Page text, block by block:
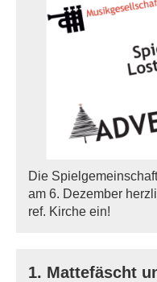
Die
am 6. Dezember
ref. Kirche ein!
1. Mattefäscht